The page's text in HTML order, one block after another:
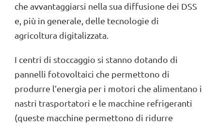
che avvantaggiarsi nella sua diffusione dei DSS
e, più in generale, delle tecnologie di
agricoltura digitalizzata.
I centri di stoccaggio si stanno dotando di
pannelli fotovoltaici che permettono di
produrre l’energia per i motori che alimentano i
nastri trasportatori e le macchine refrigeranti
(queste macchine permettono di ridurre